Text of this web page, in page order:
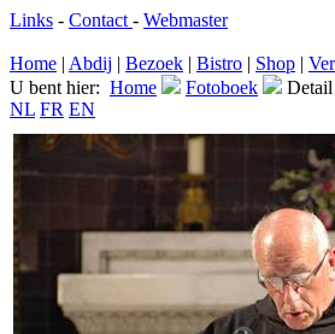
Links - Contact - Webmaster
Home | Abdij | Bezoek | Bistro | Shop |
U bent hier: Home Fotoboek
Detail
NL FR EN